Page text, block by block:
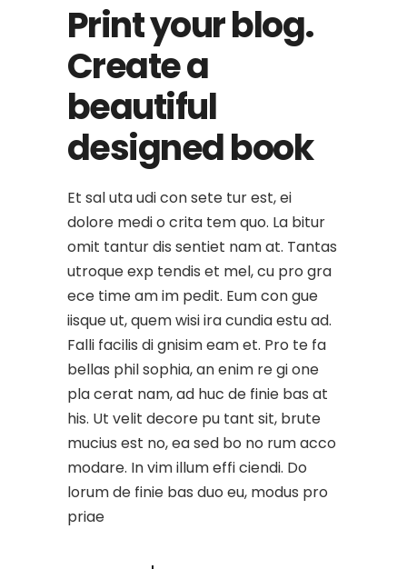
Print your blog.
Create a
beautiful
designed book
Et sal uta udi con sete tur est, ei
dolore medi o crita tem quo. La bitur
omit tantur dis sentiet nam at. Tantas
utroque exp tendis et mel, cu pro gra
ece time am im pedit. Eum con gue
iisque ut, quem wisi ira cundia estu ad.
Falli facilis di gnisim eam et. Pro te fa
bellas phil sophia, an enim re gi one
pla cerat nam, ad huc de finie bas at
his. Ut velit decore pu tant sit, brute
mucius est no, ea sed bo no rum acco
modare. In vim illum effi ciendi. Do
lorum de finie bas duo eu, modus pro
priae